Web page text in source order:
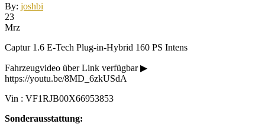
By: joshbi
23
Mrz
Captur 1.6 E-Tech Plug-in-Hybrid 160 PS Intens
Fahrzeugvideo über Link verfügbar ▶
https://youtu.be/8MD_6zkUSdA
Vin : VF1RJB00X66953853
Sonderausstattung: